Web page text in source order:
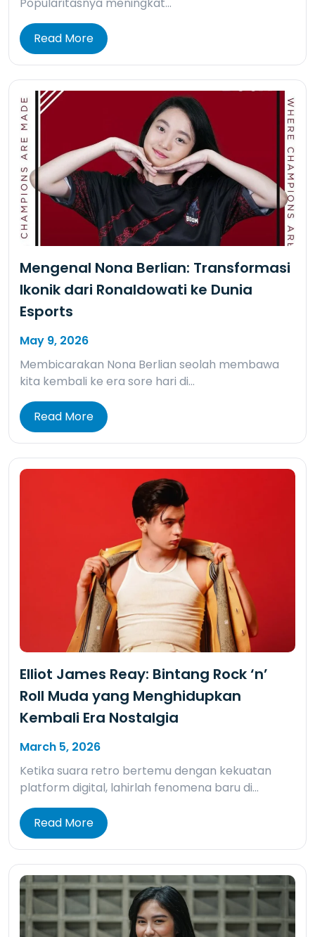
Popularitasnya meningkat…
Read More
Mengenal Nona Berlian: Transformasi
Ikonik dari Ronaldowati ke Dunia
Esports
May 9, 2026
Membicarakan Nona Berlian seolah membawa
kita kembali ke era sore hari di…
Read More
Elliot James Reay: Bintang Rock ‘n’
Roll Muda yang Menghidupkan
Kembali Era Nostalgia
March 5, 2026
Ketika suara retro bertemu dengan kekuatan
platform digital, lahirlah fenomena baru di…
Read More